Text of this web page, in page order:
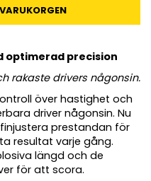
optimerad precision
rakaste drivers någonsin.
över hastighet och
driver någonsin. Nu
prestandan för
resultat varje gång.
längd och de
för att scora.